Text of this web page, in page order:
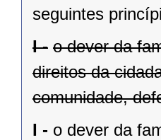
seguintes
I - o dever da
direitos da
comunidade,
I - o dever da